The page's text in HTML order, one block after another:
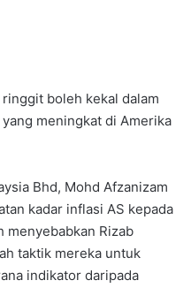
boleh kekal dalam
meningkat di Amerika
Bhd, Mohd Afzanizam
kadar inflasi AS kepada
menyebabkan Rizab
taktik mereka untuk
indikator daripada